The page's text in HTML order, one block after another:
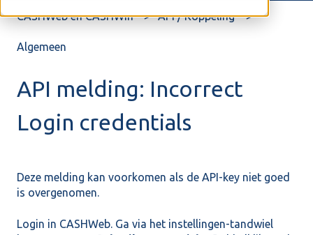
CASHWeb en CASHWin API / Koppeling
Algemeen
API melding: Incorrect
Login credentials
Deze melding kan voorkomen als de API-key niet goed
is overgenomen.
Login in CASHWeb. Ga via het instellingen-tandwiel